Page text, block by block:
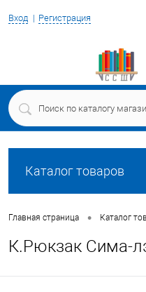
Вход Регистрация
Каталог товаров
Главная страница • Каталог
К.Рюкзак Сима-